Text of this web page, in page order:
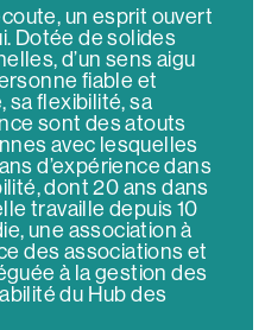
un esprit ouvert
Dotée de solides
d’un sens aigu
fiable et
sa flexibilité, sa
sont des atouts
avec lesquelles
d’expérience dans
dont 20 ans dans
travaille depuis 10
une association à
des associations et
à la gestion des
du Hub des